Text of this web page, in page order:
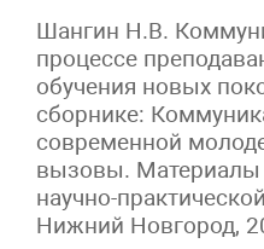
Шангин Н.В.
процессе
обучения новых
сборнике:
современной
вызовы.
научно-
Нижний Новгород,